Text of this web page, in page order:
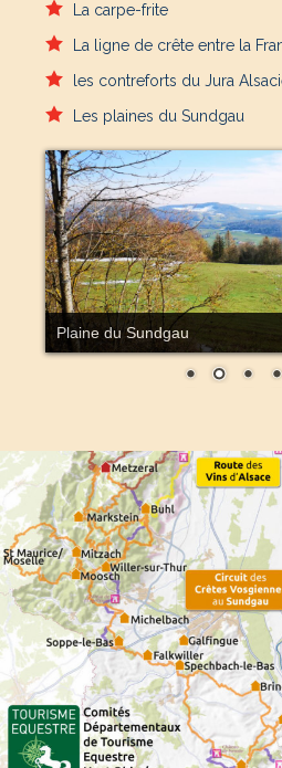
La carpe-frite
La ligne de crête entre la
les contreforts du Jura
Les plaines du Sundgau
Chapelle Saint Brice